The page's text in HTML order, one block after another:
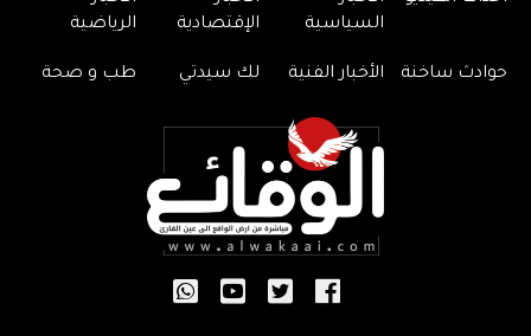
السياسية
الإقتصادية
الرياضية
حوادث ساخنة الأخبار الفنية لك سيدتي طب و صحة